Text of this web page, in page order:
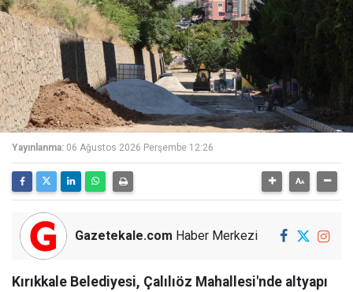
Yayınlanma: 06 Ağustos 2026 Perşembe 12:26
Gazetekale.com Haber Merkezi
Kırıkkale Belediyesi, Çalılıöz Mahallesi'nde altyapı